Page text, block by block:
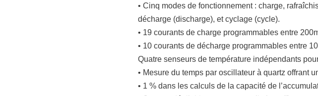
• Cinq modes de fonctionnement : charge,
décharge (discharge), et cyclage (cycle).
• 19 courants de charge programmables entre
• 10 courants de décharge programmables entre
Quatre senseurs de température indépendants
• Mesure du temps par oscillateur à quartz offrant
• 1 % dans les calculs de la capacité de